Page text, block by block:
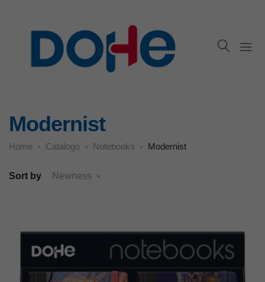
Modernist
Home Catálogo Notebooks Modernist
Sort by Newness